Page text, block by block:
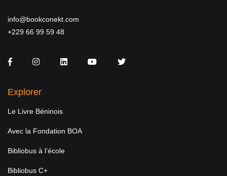
info@bookconekt.com
+229 66 99 59 48
FacebookInstagramLinkedInYou TubeTwitter
Explorer
Le Livre Béninois
Avec la Fondation BOA
Bibliobus à l’école
Bibliobus C+